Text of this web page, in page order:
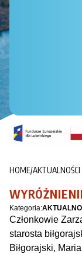
HOME/AKTUALNOŚCI
Kategoria:
Członkowie
starosta
Biłgorajski,